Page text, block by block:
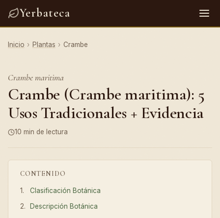
Yerbateca
Inicio › Plantas › Crambe
Crambe maritima
Crambe (Crambe maritima): 5
Usos Tradicionales + Evidencia
10 min de lectura
CONTENIDO
Clasificación Botánica
Descripción Botánica